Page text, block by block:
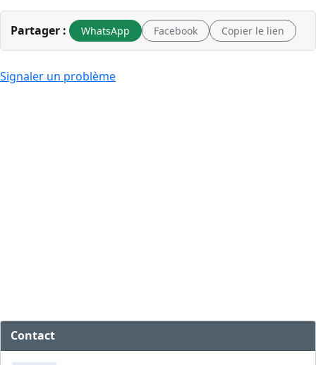
Partager : WhatsApp Facebook Copier le lien
Signaler un problème
Contact